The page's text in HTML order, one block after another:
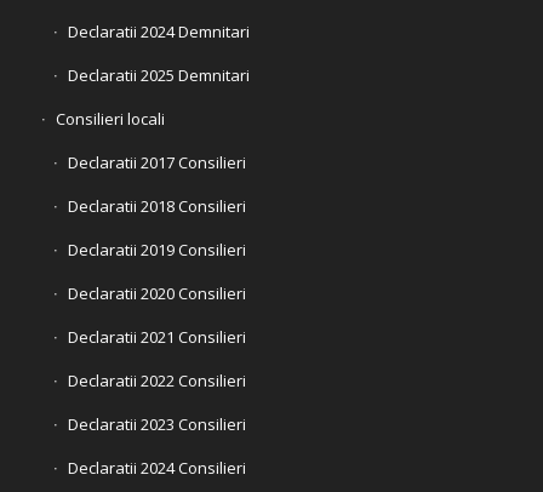
Declaratii 2024 Demnitari
Declaratii 2025 Demnitari
Consilieri locali
Declaratii 2017 Consilieri
Declaratii 2018 Consilieri
Declaratii 2019 Consilieri
Declaratii 2020 Consilieri
Declaratii 2021 Consilieri
Declaratii 2022 Consilieri
Declaratii 2023 Consilieri
Declaratii 2024 Consilieri